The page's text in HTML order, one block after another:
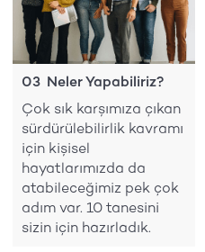
03 Neler Yapabiliriz?
Çok sık karşımıza çıkan
sürdürülebilirlik kavramı
için kişisel
hayatlarımızda da
atabileceğimiz pek çok
adım var. 10 tanesini
sizin için hazırladık.